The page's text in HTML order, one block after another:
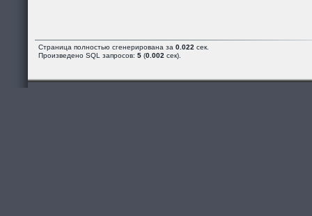
Страница полностью сгенерирована за 0.022 сек.
Произведено SQL запросов: 5 (0.002 сек).